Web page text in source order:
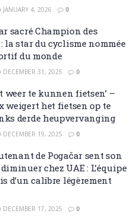
JANUARY 4, 2026 0
sacré Champion des
la star du cyclisme nommée
du monde
DECEMBER 31, 2025 0
weer te kunnen fietsen’ –
weigert het fietsen op te
derde heupvervanging
DECEMBER 19, 2025 0
de Pogačar sent son
chez UAE : L’équipe
d’un calibre légèrement
DECEMBER 17, 2025 0